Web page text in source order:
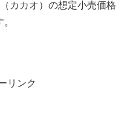
カカオ）の想定小売価格
リンク